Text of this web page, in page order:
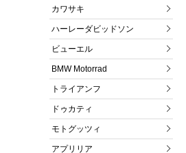
カワサキ
ハーレーダビッドソン
ビューエル
BMW Motorrad
トライアンフ
ドゥカティ
モトグッツィ
アプリリア